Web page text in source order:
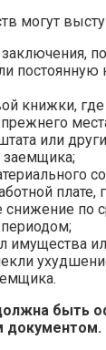
могут
постоянную
книжки,
или
заемщика;
плате,
снижение по
имущества
быть
документом.